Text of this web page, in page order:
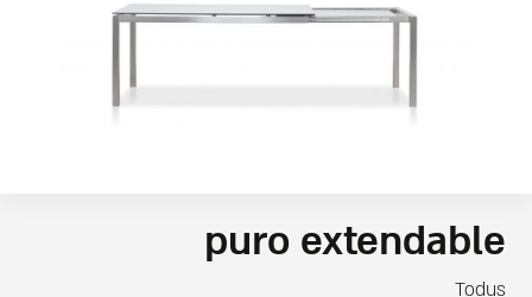
puro extendable
Todus